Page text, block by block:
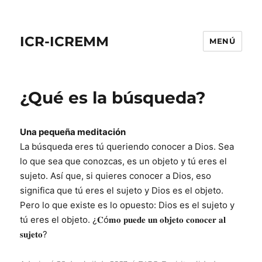
ICR-ICREMM MENÚ
¿Qué es la búsqueda?
Una pequeña meditación
La búsqueda eres tú queriendo conocer a Dios. Sea
lo que sea que conozcas, es un objeto y tú eres el
sujeto. Así que, si quieres conocer a Dios, eso
significa que tú eres el sujeto y Dios es el objeto.
Pero lo que existe es lo opuesto: Dios es el sujeto y
tú eres el objeto. ¿𝐂ó𝐦𝐨 𝐩𝐮𝐞𝐝𝐞 𝐮𝐧 𝐨𝐛𝐣𝐞𝐭𝐨 𝐜𝐨𝐧𝐨𝐜𝐞𝐫 𝐚𝐥
𝐬𝐮𝐣𝐞𝐭𝐨?